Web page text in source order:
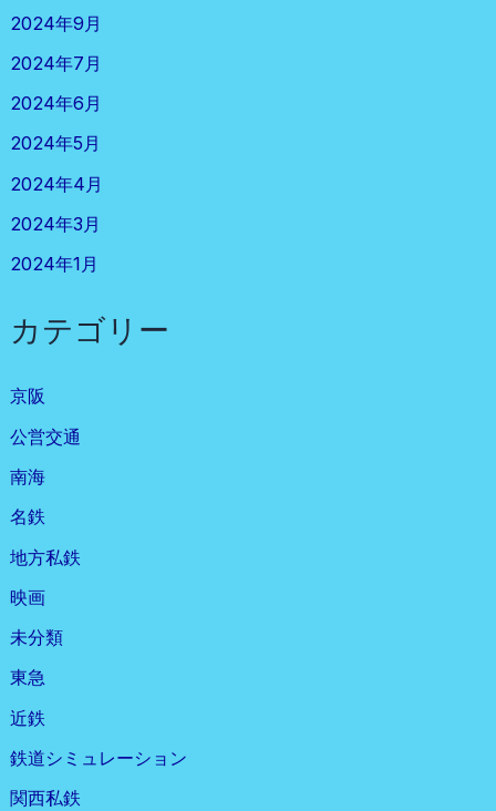
2024年9月
2024年7月
2024年6月
2024年5月
2024年4月
2024年3月
2024年1月
カテゴリー
京阪
公営交通
南海
名鉄
地方私鉄
映画
未分類
東急
近鉄
鉄道シミュレーション
関西私鉄